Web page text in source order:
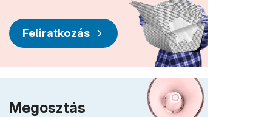
Feliratkozás
Megosztás